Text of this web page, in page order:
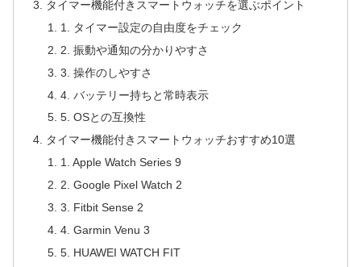
タイマー機能付きスマートウォッチを選ぶポイント
1. タイマー設定の自由度をチェック
2. 振動や通知の分かりやすさ
3. 操作のしやすさ
4. バッテリー持ちと常時表示
5. OSとの互換性
タイマー機能付きスマートウォッチおすすめ10選
1. Apple Watch Series 9
2. Google Pixel Watch 2
3. Fitbit Sense 2
4. Garmin Venu 3
5. HUAWEI WATCH FIT